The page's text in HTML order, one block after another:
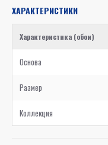
ХАРАКТЕРИСТИКИ
Характеристика (обои)
Основа
Размер
Коллекция